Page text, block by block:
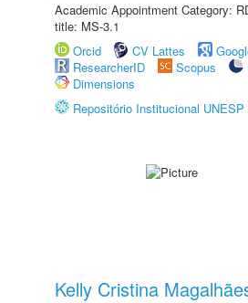
Academic Appointment Category:
title: MS-3.1
Orcid
CV Lattes
ResearcherID
Scopus
Dimensions
Repositório Institucional UNESP
Kelly Cristina